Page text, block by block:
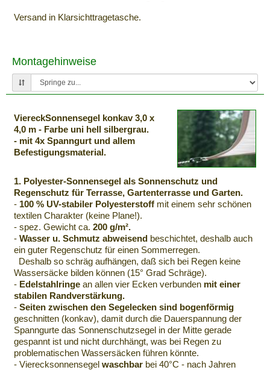
Versand in Klarsichttragetasche.
Montagehinweise
ViereckSonnensegel konkav 3,0 x
4,0 m - Farbe uni hell silbergrau.
- mit 4x Spanngurt und allem
Befestigungsmaterial.
1. Polyester-Sonnensegel als Sonnenschutz und
Regenschutz für Terrasse, Gartenterrasse und Garten.
- 100 % UV-stabiler Polyesterstoff mit einem sehr schönen
textilen Charakter (keine Plane!).
- spez. Gewicht ca. 200 g/m².
- Wasser u. Schmutz abweisend beschichtet, deshalb auch
ein guter Regenschutz für einen Sommerregen.
Deshalb so schräg aufhängen, daß sich bei Regen keine
Wassersäcke bilden können (15° Grad Schräge).
- Edelstahlringe an allen vier Ecken verbunden mit einer
stabilen Randverstärkung.
- Seiten zwischen den Segelecken sind bogenförmig
geschnitten (konkav), damit durch die Dauerspannung der
Spanngurte das Sonnenschutzsegel in der Mitte gerade
gespannt ist und nicht durchhängt, was bei Regen zu
problematischen Wassersäcken führen könnte.
- Vierecksonnensegel waschbar bei 40°C - nach Jahren